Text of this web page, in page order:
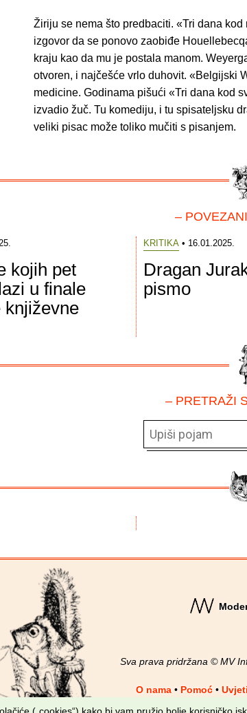
Žiriju se nema što predbaciti. «Tri dana
izgovor da se ponovo zaobiđe
kraju kao da mu je postala manom.
otvoren, i najčešće vrlo duhovit. «Belgijski
medicine. Godinama pišući «Tri dana kod
izvadio žuč. Tu komediju, i tu spisateljsku
veliki pisac može toliko mučiti s pisanjem.
–
kojih pet
u finale
književne
KRITIKA• 16.01.2025.
Dragan
pismo
– PRETRAŽI
Sva prava pridržana © MV
O nama • Pomoć •